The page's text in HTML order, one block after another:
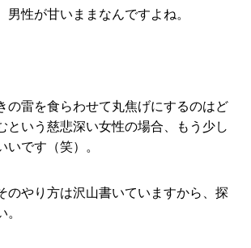
男性が甘いままなんですよね。
の雷を食らわせて丸焦げにするのはど
という慈悲深い女性の場合、もう少し
いです（笑）。
のやり方は沢山書いていますから、探
。